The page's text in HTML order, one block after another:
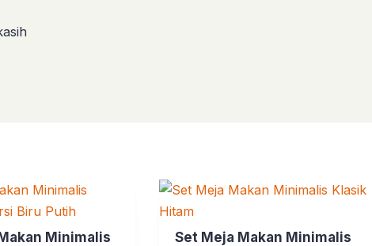
Minimalis
Set Meja Makan Minimalis